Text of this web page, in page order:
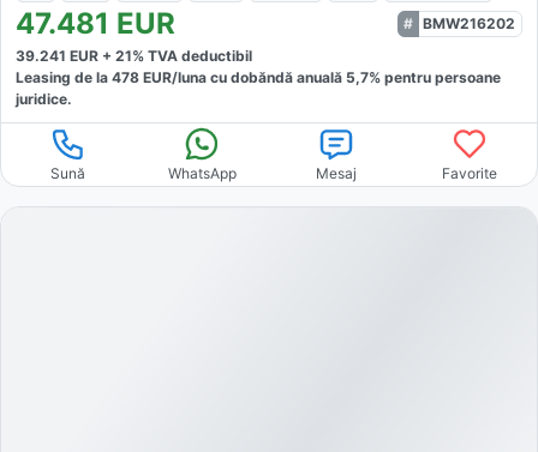
47.481 EUR
BMW216202
39.241 EUR + 21% TVA deductibil
Leasing de la 478 EUR/luna cu dobăndă anuală 5,7% pentru persoane
juridice.
Sună WhatsApp Mesaj Favorite